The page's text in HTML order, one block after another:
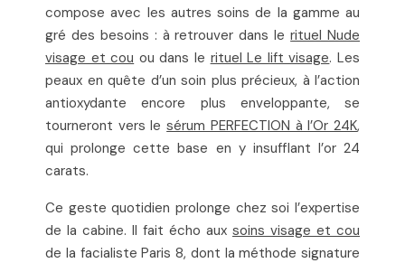
compose avec les autres soins de la gamme au
gré des besoins : à retrouver dans lerituel Nude
visage et cou ou dans le rituel Le lift visage. Les
peaux en quête d’un soin plus précieux, à l’action
antioxydante encore plus enveloppante, se
tourneront vers lesérum PERFECTION à l’Or 24K,
qui prolonge cette base en y insufflant l’or 24
carats.
Ce geste quotidien prolonge chez soi l’expertise
de la cabine. Il fait écho aux soins visage et cou
de la facialiste Paris 8, dont la méthode signature